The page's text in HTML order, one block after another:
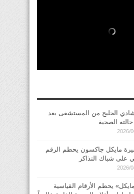
الخليج من المستشفى بعد
الصحية
2026/
مايكل جاكسون يحطم الرقم
على شباك التذاكر
2026/
يحطم الأرقام القياسية